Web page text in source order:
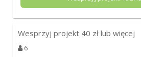
Wesprzyj projekt 40 zł lub więcej
6